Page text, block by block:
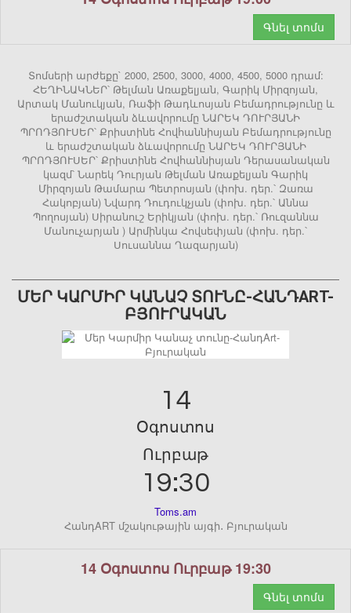
Գնել տոմս
Տոմսերի արժեքը` 2000, 2500, 3000, 4000, 4500, 5000 դրամ:
ՀԵՂԻՆԱԿՆԵՐ՝ Թելման Առաքելյան, Գարիկ Միրզոյան,
Արտակ Մանուկյան, Ռաֆի Թադևոսյան Բեմադրությունը և
երաժշտական ձևավորումը ՆԱՐԵԿ ԴՈՒՐՅԱՆԻ
ՊՐՈԴՅՈՒՍԵՐ՝ Քրիստինե Հովհաննիսյան Բեմադրությունը
և երաժշտական ձևավորումը ՆԱՐԵԿ ԴՈՒՐՅԱՆԻ
ՊՐՈԴՅՈՒՍԵՐ՝ Քրիստինե Հովհաննիսյան Դերասանական
կազմ՝ Նարեկ Դուրյան Թելման Առաքելյան Գարիկ
Միրզոյան Թամարա Պետրոսյան (փոխ. դեր.՝ Զառա
Հակոբյան) Նվարդ Դուդուկչյան (փոխ. դեր.՝ Աննա
Պողոսյան) Սիրանուշ Երիկյան (փոխ. դեր.՝ Ռուզաննա
Մանուչարյան ) Արմինկա Հովսեփյան (փոխ. դեր.՝
Սուսաննա Ղազարյան)
ՄԵՐ ԿԱՐՄԻՐ ԿԱՆԱՉ ՏՈՒՆԸ-ՀԱՆԴART-
ԲՅՈՒՐԱԿԱՆ
14
Օգոստոս
Ուրբաթ
19:30
Toms.am
ՀանդART մշակութային այգի․ Բյուրական
14 Օգոստոս Ուրբաթ 19:30
Գնել տոմս